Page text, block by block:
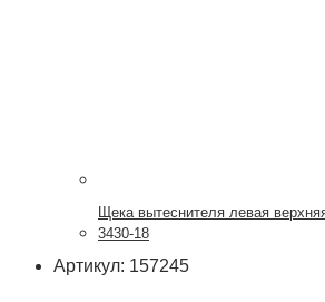
Щека вытеснителя левая
3430-18
Артикул: 157245